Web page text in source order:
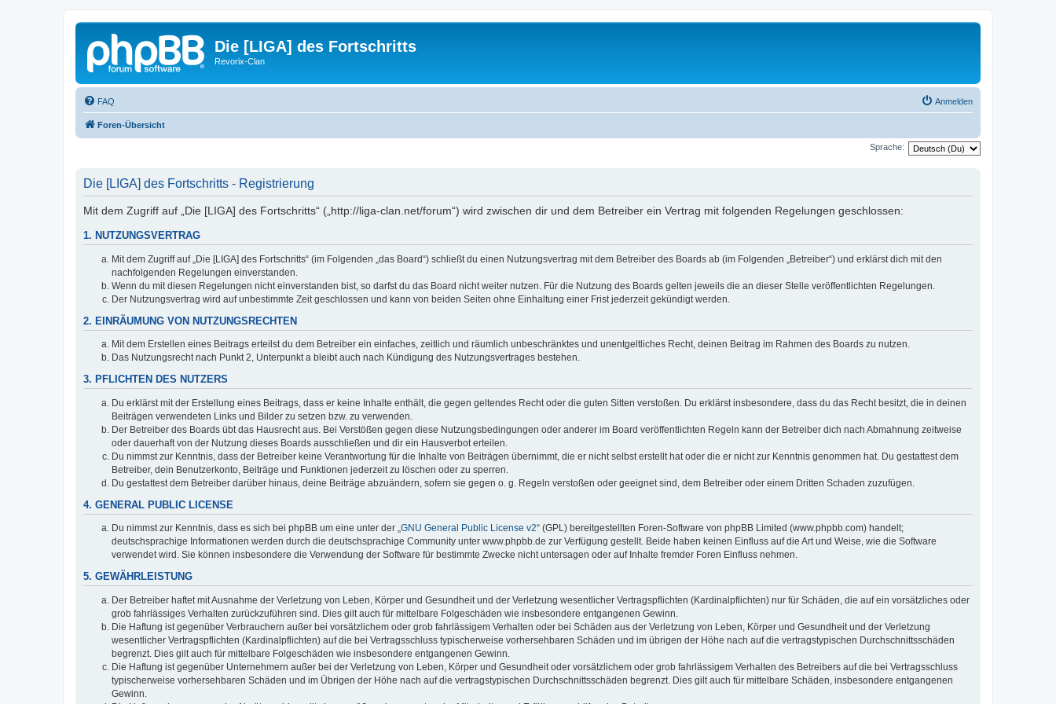
Die [LIGA] des Fortschritts
Revorix-Clan
FAQ Anmelden
Foren-Übersicht
Sprache:
Die [LIGA] des Fortschritts - Registrierung
Mit dem Zugriff auf „Die [LIGA] des Fortschritts“ („http://liga-clan.net/forum“) wird zwischen dir und dem Betreiber ein Vertrag mit folgenden Regelungen geschlossen:
1. NUTZUNGSVERTRAG
Mit dem Zugriff auf „Die [LIGA] des Fortschritts“ (im Folgenden „das Board“) schließt du einen Nutzungsvertrag mit dem Betreiber des Boards ab (im Folgenden „Betreiber“) und erklärst dich mit den
nachfolgenden Regelungen einverstanden.
Wenn du mit diesen Regelungen nicht einverstanden bist, so darfst du das Board nicht weiter nutzen. Für die Nutzung des Boards gelten jeweils die an dieser Stelle veröffentlichten Regelungen.
Der Nutzungsvertrag wird auf unbestimmte Zeit geschlossen und kann von beiden Seiten ohne Einhaltung einer Frist jederzeit gekündigt werden.
2. EINRÄUMUNG VON NUTZUNGSRECHTEN
Mit dem Erstellen eines Beitrags erteilst du dem Betreiber ein einfaches, zeitlich und räumlich unbeschränktes und unentgeltliches Recht, deinen Beitrag im Rahmen des Boards zu nutzen.
Das Nutzungsrecht nach Punkt 2, Unterpunkt a bleibt auch nach Kündigung des Nutzungsvertrages bestehen.
3. PFLICHTEN DES NUTZERS
Du erklärst mit der Erstellung eines Beitrags, dass er keine Inhalte enthält, die gegen geltendes Recht oder die guten Sitten verstoßen. Du erklärst insbesondere, dass du das Recht besitzt, die in deinen
Beiträgen verwendeten Links und Bilder zu setzen bzw. zu verwenden.
Der Betreiber des Boards übt das Hausrecht aus. Bei Verstößen gegen diese Nutzungsbedingungen oder anderer im Board veröffentlichten Regeln kann der Betreiber dich nach Abmahnung zeitweise
oder dauerhaft von der Nutzung dieses Boards ausschließen und dir ein Hausverbot erteilen.
Du nimmst zur Kenntnis, dass der Betreiber keine Verantwortung für die Inhalte von Beiträgen übernimmt, die er nicht selbst erstellt hat oder die er nicht zur Kenntnis genommen hat. Du gestattest dem
Betreiber, dein Benutzerkonto, Beiträge und Funktionen jederzeit zu löschen oder zu sperren.
Du gestattest dem Betreiber darüber hinaus, deine Beiträge abzuändern, sofern sie gegen o. g. Regeln verstoßen oder geeignet sind, dem Betreiber oder einem Dritten Schaden zuzufügen.
4. GENERAL PUBLIC LICENSE
Du nimmst zur Kenntnis, dass es sich bei phpBB um eine unter der „GNU General Public License v2“ (GPL) bereitgestellten Foren-Software von phpBB Limited (www.phpbb.com) handelt;
deutschsprachige Informationen werden durch die deutschsprachige Community unter www.phpbb.de zur Verfügung gestellt. Beide haben keinen Einfluss auf die Art und Weise, wie die Software
verwendet wird. Sie können insbesondere die Verwendung der Software für bestimmte Zwecke nicht untersagen oder auf Inhalte fremder Foren Einfluss nehmen.
5. GEWÄHRLEISTUNG
Der Betreiber haftet mit Ausnahme der Verletzung von Leben, Körper und Gesundheit und der Verletzung wesentlicher Vertragspflichten (Kardinalpflichten) nur für Schäden, die auf ein vorsätzliches oder
grob fahrlässiges Verhalten zurückzuführen sind. Dies gilt auch für mittelbare Folgeschäden wie insbesondere entgangenen Gewinn.
Die Haftung ist gegenüber Verbrauchern außer bei vorsätzlichem oder grob fahrlässigem Verhalten oder bei Schäden aus der Verletzung von Leben, Körper und Gesundheit und der Verletzung
wesentlicher Vertragspflichten (Kardinalpflichten) auf die bei Vertragsschluss typischerweise vorhersehbaren Schäden und im übrigen der Höhe nach auf die vertragstypischen Durchschnittsschäden
begrenzt. Dies gilt auch für mittelbare Folgeschäden wie insbesondere entgangenen Gewinn.
Die Haftung ist gegenüber Unternehmern außer bei der Verletzung von Leben, Körper und Gesundheit oder vorsätzlichem oder grob fahrlässigem Verhalten des Betreibers auf die bei Vertragsschluss
typischerweise vorhersehbaren Schäden und im Übrigen der Höhe nach auf die vertragstypischen Durchschnittsschäden begrenzt. Dies gilt auch für mittelbare Schäden, insbesondere entgangenen
Gewinn.